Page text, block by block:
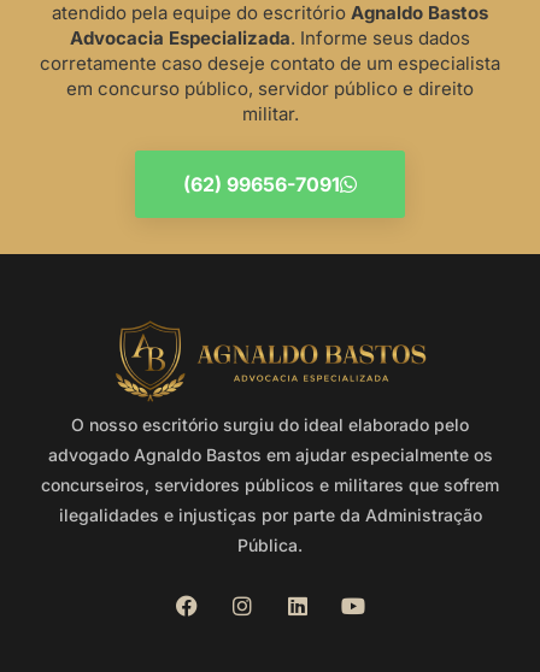
atendido pela equipe do escritório Agnaldo Bastos
Advocacia Especializada. Informe seus dados
corretamente caso deseje contato de um especialista
em concurso público, servidor público e direito
militar.
(62) 99656-7091
O nosso escritório surgiu do ideal elaborado pelo
advogado Agnaldo Bastos em ajudar especialmente os
concurseiros, servidores públicos e militares que sofrem
ilegalidades e injustiças por parte da Administração
Pública.